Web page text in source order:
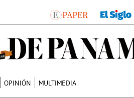
OPINIÓN MULTIMEDIA